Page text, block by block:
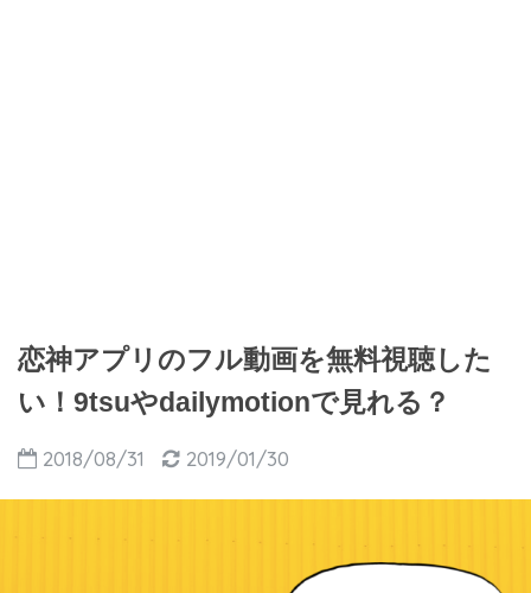
恋神アプリのフル動画を無料視聴した
い！9tsuやdailymotionで見れる？
2018/08/31 2019/01/30